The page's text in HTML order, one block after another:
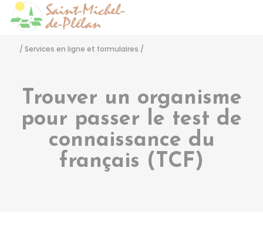
/ Services en ligne et formulaires /
Trouver un organisme
pour passer le test de
connaissance du
français (TCF)